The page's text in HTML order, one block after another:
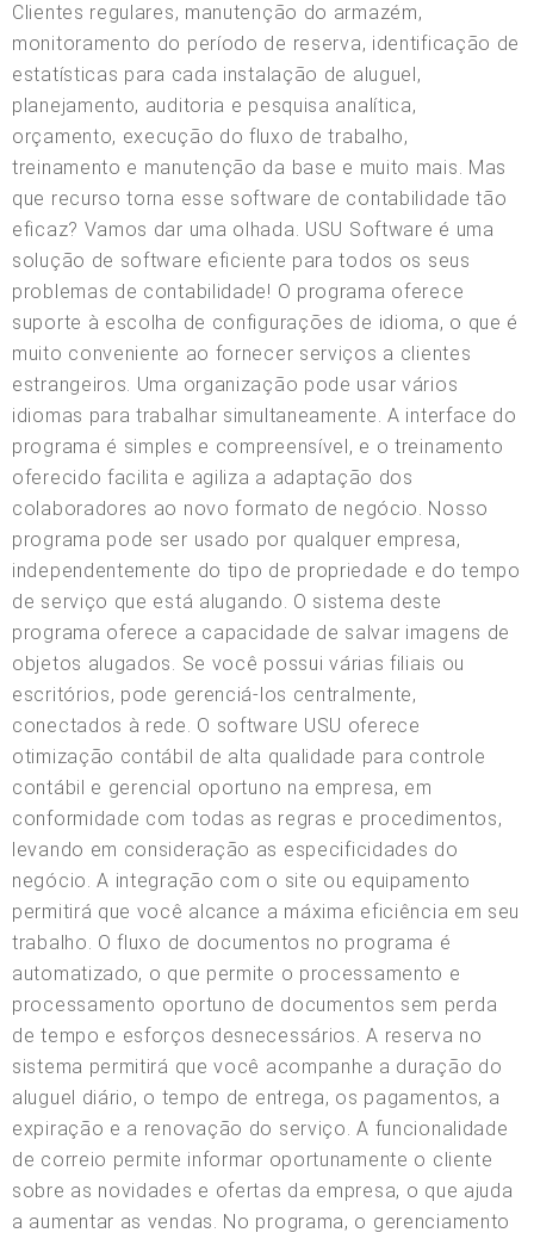
Clientes regulares, manutenção do armazém,
monitoramento do período de reserva, identificação de
estatísticas para cada instalação de aluguel,
planejamento, auditoria e pesquisa analítica,
orçamento, execução do fluxo de trabalho,
treinamento e manutenção da base e muito mais. Mas
que recurso torna esse software de contabilidade tão
eficaz? Vamos dar uma olhada. USU Software é uma
solução de software eficiente para todos os seus
problemas de contabilidade! O programa oferece
suporte à escolha de configurações de idioma, o que é
muito conveniente ao fornecer serviços a clientes
estrangeiros. Uma organização pode usar vários
idiomas para trabalhar simultaneamente. A interface do
programa é simples e compreensível, e o treinamento
oferecido facilita e agiliza a adaptação dos
colaboradores ao novo formato de negócio. Nosso
programa pode ser usado por qualquer empresa,
independentemente do tipo de propriedade e do tempo
de serviço que está alugando. O sistema deste
programa oferece a capacidade de salvar imagens de
objetos alugados. Se você possui várias filiais ou
escritórios, pode gerenciá-los centralmente,
conectados à rede. O software USU oferece
otimização contábil de alta qualidade para controle
contábil e gerencial oportuno na empresa, em
conformidade com todas as regras e procedimentos,
levando em consideração as especificidades do
negócio. A integração com o site ou equipamento
permitirá que você alcance a máxima eficiência em seu
trabalho. O fluxo de documentos no programa é
automatizado, o que permite o processamento e
processamento oportuno de documentos sem perda
de tempo e esforços desnecessários. A reserva no
sistema permitirá que você acompanhe a duração do
aluguel diário, o tempo de entrega, os pagamentos, a
expiração e a renovação do serviço. A funcionalidade
de correio permite informar oportunamente o cliente
sobre as novidades e ofertas da empresa, o que ajuda
a aumentar as vendas. No programa, o gerenciamento